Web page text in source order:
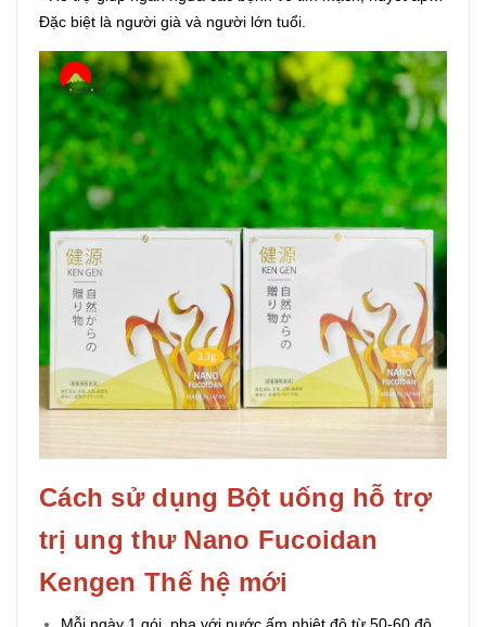
Đặc biệt là người già và người lớn tuổi.
Cách sử dụng Bột uống hỗ trợ
trị ung thư Nano Fucoidan
Kengen Thế hệ mới